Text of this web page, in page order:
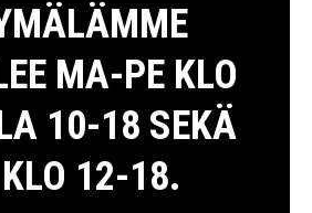
MA-PE KLO
10-18 SEKÄ
12-18.